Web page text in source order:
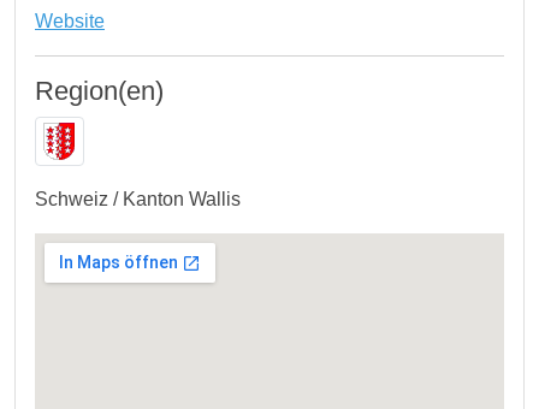
Website
Region(en)
Schweiz / Kanton Wallis